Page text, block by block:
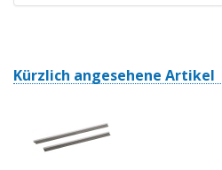
Kürzlich angesehene Artikel